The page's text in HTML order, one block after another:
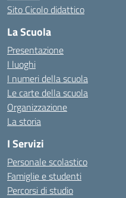
Sito Cicolo didattico
La Scuola
Presentazione
I luoghi
I numeri della scuola
Le carte della scuola
Organizzazione
La storia
I Servizi
Personale scolastico
Famiglie e studenti
Percorsi di studio